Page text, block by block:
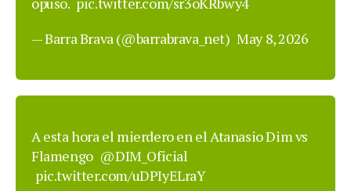
— Barra Brava (@barrabrava_net) May 8, 2026
A esta hora el mierdero en el Atanasio Dim vs
Flamengo @DIM_Oficial
pic.twitter.com/uDPIyELraY